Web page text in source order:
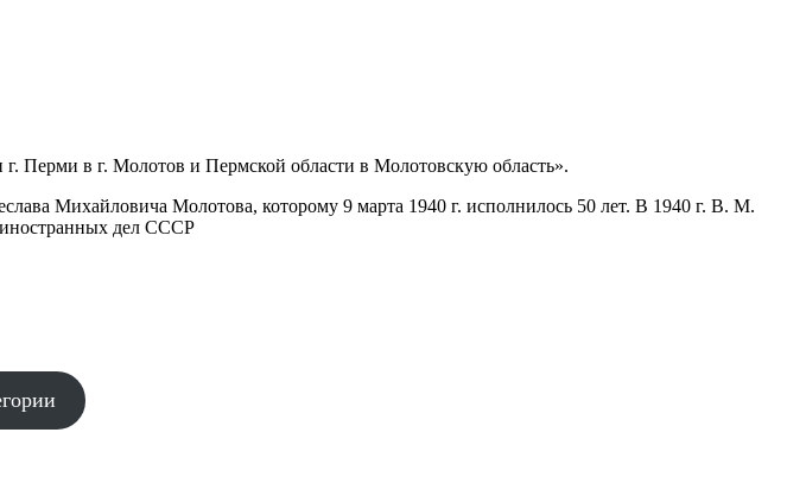
Перми в г. Молотов и Пермской области в Молотовскую область».
Михайловича Молотова, которому 9 марта 1940 г. исполнилось 50 лет. В 1940 г. В. М.
иностранных дел СССР